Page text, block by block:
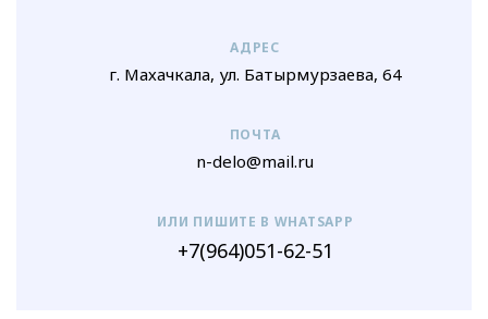
АДРЕС
г. Махачкала, ул. Батырмурзаева, 64
ПОЧТА
n-delo@mail.ru
ИЛИ ПИШИТЕ В WHATSAPP
+7(964)051-62-51